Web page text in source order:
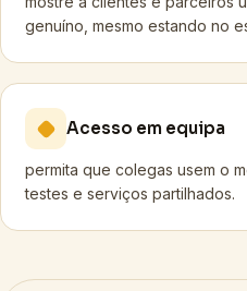
genuíno, mesmo estando no
Acesso em equipa
permita que colegas usem o
testes e serviços partilhados.